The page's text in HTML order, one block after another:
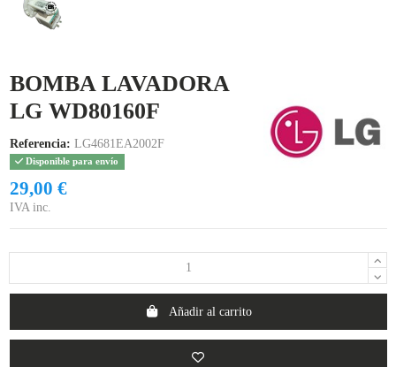
BOMBA LAVADORA
LG WD80160F
Referencia: LG4681EA2002F
Disponible para envío
29,00 €
IVA inc.
Añadir al carrito